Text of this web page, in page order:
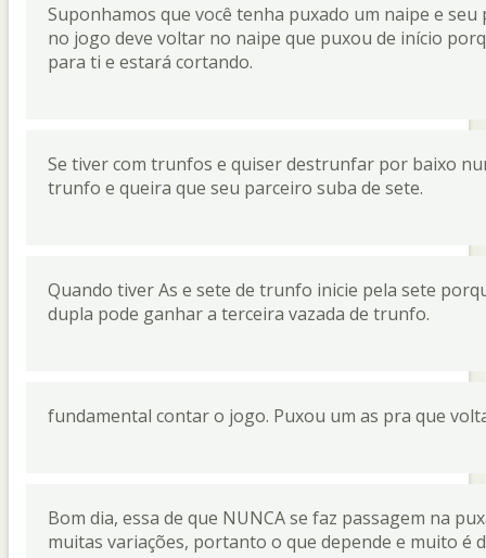
Suponhamos que você tenha puxado um naipe e
no jogo deve voltar no naipe que puxou de início
para ti e estará cortando.
Se tiver com trunfos e quiser destrunfar por baixo
trunfo e queira que seu parceiro suba de sete.
Quando tiver As e sete de trunfo inicie pela sete
dupla pode ganhar a terceira vazada de trunfo.
fundamental contar o jogo. Puxou um as pra que
Bom dia, essa de que NUNCA se faz passagem na
muitas variações, portanto o que depende e muito é